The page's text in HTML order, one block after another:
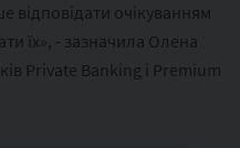
очікуванням
їх», - зазначила Олена
Private Banking і Premium